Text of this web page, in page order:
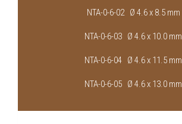
NTA-0-6-02 Ø 4.6 x 8.5 mm
NTA-0-6-03 Ø 4.6 x 10.0 mm
NTA-0-6-04 Ø 4.6 x 11.5 mm
NTA-0-6-05 Ø 4.6 x 13.0 mm